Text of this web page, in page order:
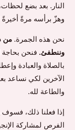
النار. بعد بضع
وهزّ برأسه مرةً
نحن هذه الجمرة.من
وننطفئ. فنحن بحاجة
بالصلاة والعبادة
الآخرين لكي نساعد
والطاعة لله.
إذا فعلنا ذلك، فسوف
الفرص لمشاركة